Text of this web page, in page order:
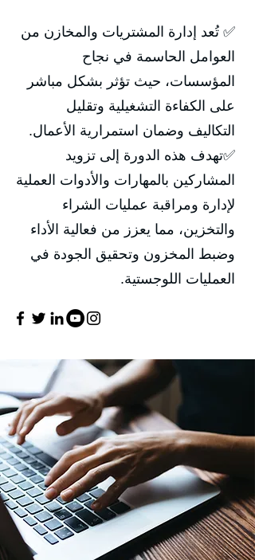
✅ تُعد إدارة المشتريات والمخازن من
العوامل الحاسمة في نجاح
المؤسسات، حيث تؤثر بشكل مباشر
على الكفاءة التشغيلية وتقليل
التكاليف وضمان استمرارية الأعمال.
✅تهدف هذه الدورة إلى تزويد
المشاركين بالمهارات والأدوات العملية
لإدارة ومراقبة عمليات الشراء
والتخزين، مما يعزز من فعالية الأداء
وضبط المخزون وتحقيق الجودة في
العمليات اللوجستية.